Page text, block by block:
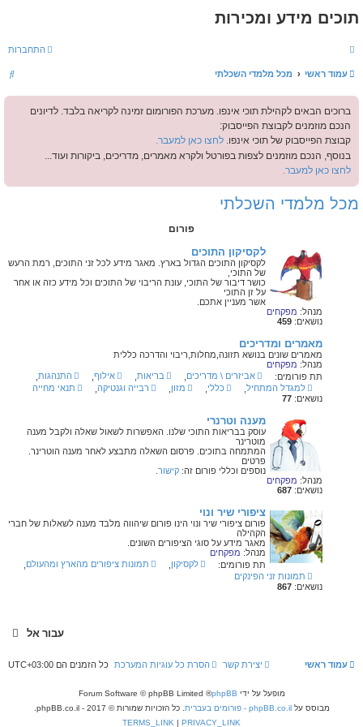
תוכים מידע ומכירות
התחברות
עמוד ראשי מכל מלמדי השכלתי
ברוכים הבאים לקהילת תוכי אינפו. מערכת הפורומום זמינה לקריאה בלבד. לדיונים
הנכם מוזמנים לקבוצת הפייסבוק:
קבוצת הפייסבוק של תוכי אינפו. לחצו כאן למעבר.
בנוסף, הנכם מוזמנים לצפות בפורטל ולקרא מאמרים, מדריכים, ביקורות ועוד...
לחצו כאן למעבר.
מכל מלמדי השכלתי
פורום
לקסיקון התוכים
לקסיקון התוכים הגדול בארץ. מאגר מידע לכל זני התוכים, רמת הרעש
של התוכי,
כושר דיבור של התוכי, עונת הריבוי של התוכים וכל מידע כזה או אחר
על זן התוכי
אשר מעניין אתכם.
מנהל: מפקחים
נושאים: 459
מאמרים ומדריכים
מאמרים שונים בנושא תזונה,מחלות,ריבוי והדרכה כללית
מנהל: מפקחים
תת פורומים:
אביזרים \ מדריכים בריאות אילוף התנהגות
למגדל המתחיל
כללי מזון רבייה וגנטיקה
תנאי מחייה
נושאים: 77
מענה וטרנרי
עוסק בבריאות התוכי שלנו. האפשרות לשאול שאלה ולקבל מענה
מוטרינר
המתמחה בתוכים. פרסום השאלה מתבצע לאחר מענה הוטרינר.
פרטים
נוספים וכללי פורום זה: קישור
מנהל: מפקחים
נושאים: 687
ציפורי שיר ונוי
פורום ציפורי שיר ונוי הינו פורום שיהווה מלבד מענה לשאלות של חברי
הקהילה
מאגר מידע על סוגי הציפורים השונים.
מנהל: מפקחים
תת פורומים:
לקסיקון תמונות ציפורים מהארץ ומהעולם
תמונות זני הפינקים
נושאים: 867
עבור אל
עמוד ראשי כל הזמנים הם UTC+03:00 הסרת כל עוגיות המערכת יצירת קשר
מופעל על ידי phpBB
® Forum Software © phpBB Limited
מבוסס עלphpBB.co.il - פורומים בעברית
. כל הזכויות שמורות © 2017 - phpBB.co.il.
PRIVACY_LINK
|
TERMS_LINK